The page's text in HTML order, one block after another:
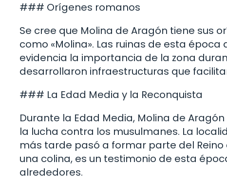
### Orígenes romanos
Se cree que Molina de Aragón tiene sus
como «Molina». Las ruinas de esta
evidencia la importancia de la zona
desarrollaron infraestructuras que
### La Edad Media y la Reconquista
Durante la Edad Media, Molina de
la lucha contra los musulmanes. La
más tarde pasó a formar parte del Reino
una colina, es un testimonio de esta
alrededores.